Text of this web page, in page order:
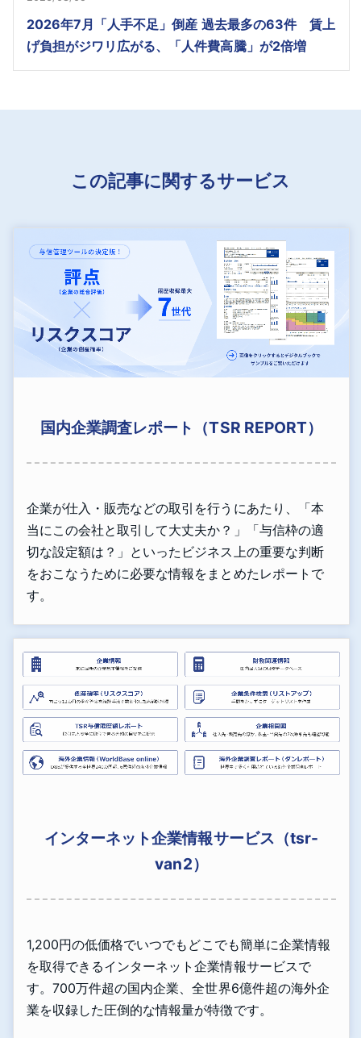
2026年7月「人手不足」倒産 過去最多の63件 賃上
げ負担がジワリ広がる、「人件費高騰」が2倍増
この記事に関するサービス
国内企業調査レポート（TSR REPORT）
企業が仕入・販売などの取引を行うにあたり、「本
当にこの会社と取引して大丈夫か？」「与信枠の適
切な設定額は？」といったビジネス上の重要な判断
をおこなうために必要な情報をまとめたレポートで
す。
インターネット企業情報サービス（tsr-
van2）
1,200円の低価格でいつでもどこでも簡単に企業情報
を取得できるインターネット企業情報サービスで
す。700万件超の国内企業、全世界6億件超の海外企
業を収録した圧倒的な情報量が特徴です。